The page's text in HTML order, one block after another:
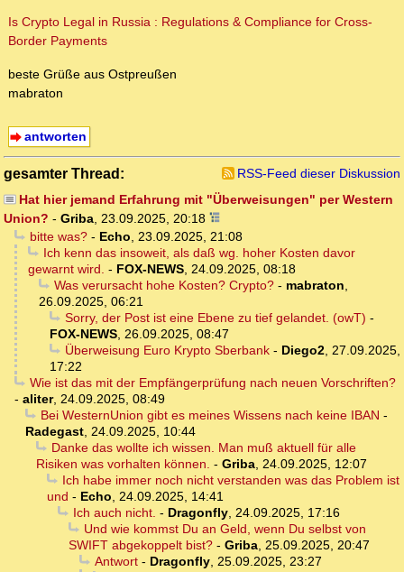
Is Crypto Legal in Russia : Regulations & Compliance for Cross-
Border Payments
beste Grüße aus Ostpreußen
mabraton
antworten
gesamter Thread:
RSS-Feed dieser Diskussion
Hat hier jemand Erfahrung mit "Überweisungen" per Western
Union? - Griba, 23.09.2025, 20:18
bitte was?- Echo, 23.09.2025, 21:08
Ich kenn das insoweit, als daß wg. hoher Kosten davor
gewarnt wird. - FOX-NEWS, 24.09.2025, 08:18
Was verursacht hohe Kosten? Crypto?- mabraton,
26.09.2025, 06:21
Sorry, der Post ist eine Ebene zu tief gelandet. (owT) -
FOX-NEWS, 26.09.2025, 08:47
Überweisung Euro Krypto Sberbank- Diego2, 27.09.2025,
17:22
Wie ist das mit der Empfängerprüfung nach neuen Vorschriften?
- aliter, 24.09.2025, 08:49
Bei WesternUnion gibt es meines Wissens nach keine IBAN -
Radegast, 24.09.2025, 10:44
Danke das wollte ich wissen. Man muß aktuell für alle
Risiken was vorhalten können. - Griba, 24.09.2025, 12:07
Ich habe immer noch nicht verstanden was das Problem ist
und - Echo, 24.09.2025, 14:41
Ich auch nicht. - Dragonfly, 24.09.2025, 17:16
Und wie kommst Du an Geld, wenn Du selbst von
SWIFT abgekoppelt bist? - Griba, 25.09.2025, 20:47
Antwort- Dragonfly, 25.09.2025, 23:27